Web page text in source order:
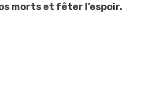
morts et fêter l’espoir.